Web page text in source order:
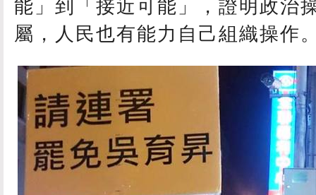
能」到「接近可能」，證明政治
屬，人民也有能力自己組織操作